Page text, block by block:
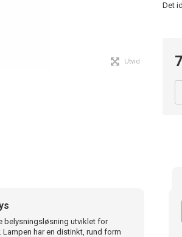
Utvid
Det
belysningsløsning utviklet for
har en distinkt, rund form